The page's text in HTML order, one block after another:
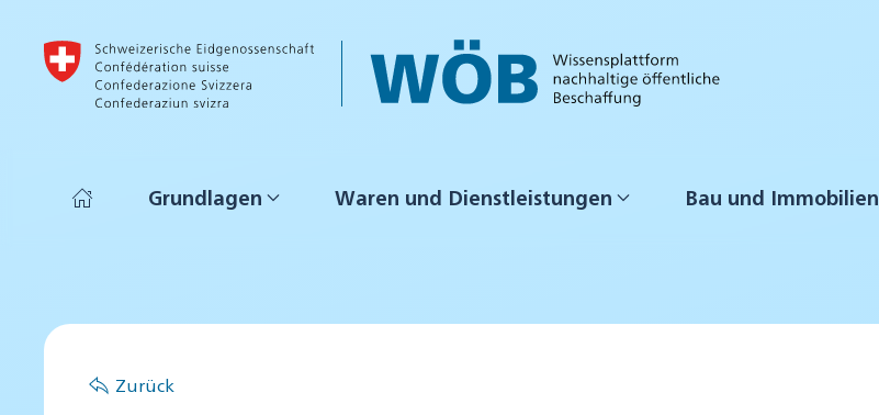
Skip to main content
Grundlagen Waren und Dienstleistungen Bau und Immobilien
Zurück